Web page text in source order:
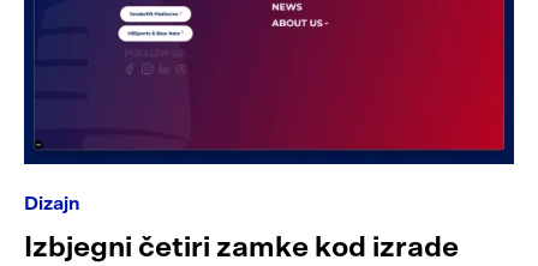
Dizajn
Izbjegni četiri zamke kod izrade